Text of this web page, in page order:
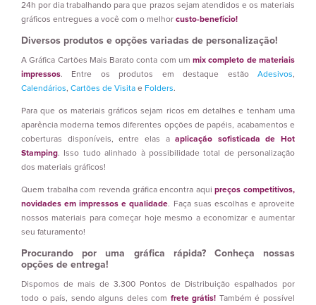
24h por dia trabalhando para que prazos sejam atendidos e os materiais
gráficos entregues a você com o melhor custo-benefício!
Diversos produtos e opções variadas de personalização!
A Gráfica Cartões Mais Barato conta com ummix completo de materiais
impressos. Entre os produtos em destaque estão Adesivos,
Calendários, Cartões de Visita e Folders.
Para que os materiais gráficos sejam ricos em detalhes e tenham uma
aparência moderna temos diferentes opções de papéis, acabamentos e
coberturas disponíveis, entre elas aaplicação sofisticada de Hot
Stamping. Isso tudo alinhado à possibilidade total de personalização
dos materiais gráficos!
Quem trabalha com revenda gráfica encontra aquipreços competitivos,
novidades em impressos e qualidade. Faça suas escolhas e aproveite
nossos materiais para começar hoje mesmo a economizar e aumentar
seu faturamento!
Procurando por uma gráfica rápida? Conheça nossas
opções de entrega!
Dispomos de mais de 3.300 Pontos de Distribuição espalhados por
todo o país, sendo alguns deles com frete grátis! Também é possível